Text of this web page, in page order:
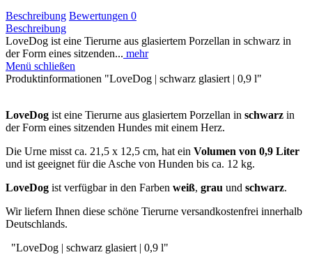
Beschreibung Bewertungen 0
Beschreibung
LoveDog ist eine Tierurne aus glasiertem Porzellan in schwarz in
der Form eines sitzenden... mehr
Menü schließen
Produktinformationen "LoveDog | schwarz glasiert | 0,9 l"
LoveDog ist eine Tierurne aus glasiertem Porzellan in schwarz in
der Form eines sitzenden Hundes mit einem Herz.
Die Urne misst ca. 21,5 x 12,5 cm, hat ein Volumen von 0,9 Liter
und ist geeignet für die Asche von Hunden bis ca. 12 kg.
LoveDog ist verfügbar in den Farben weiß, grau und schwarz.
Wir liefern Ihnen diese schöne Tierurne versandkostenfrei innerhalb
Deutschlands.
"LoveDog | schwarz glasiert | 0,9 l"